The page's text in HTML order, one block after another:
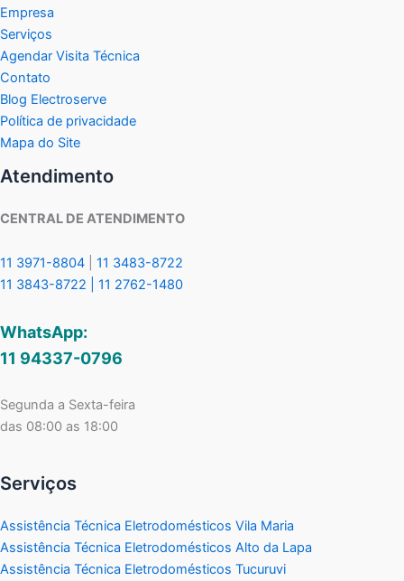
Empresa
Serviços
Agendar Visita Técnica
Contato
Blog Electroserve
Política de privacidade
Mapa do Site
Atendimento
CENTRAL DE ATENDIMENTO
11 3971-8804
11 3483-8722
11 3843-8722 | 11 2762-1480
WhatsApp:
11 94337-0796
Segunda a Sexta-feira
das 08:00 as 18:00
Serviços
Assistência Técnica Eletrodomésticos Vila Maria
Assistência Técnica Eletrodomésticos Alto da Lapa
Assistência Técnica Eletrodomésticos Tucuruvi